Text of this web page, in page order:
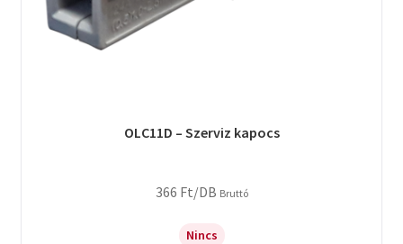
OLC11D – Szerviz kapocs
366 Ft/DB Bruttó
Nincs